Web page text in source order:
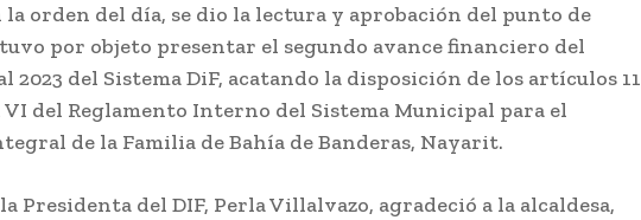
la orden del día, se dio la lectura y aprobación del punto de
por objeto presentar el segundo avance financiero del
2023 del Sistema DiF, acatando la disposición de los artículos 11
VI del Reglamento Interno del Sistema Municipal para el
de la Familia de Bahía de Banderas, Nayarit.
Presidenta del DIF, Perla Villalvazo, agradeció a la alcaldesa,